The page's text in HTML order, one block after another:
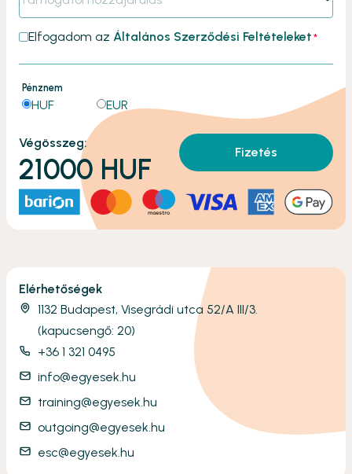
Elfogadom az Általános Szerződési Feltételeket*
Pénznem
HUF EUR
Végösszeg:
21000 HUF
Fizetés
Elérhetőségek
1132 Budapest, Visegrádi utca 52/A III/3.
(kapucsengő: 20)
+36 1 321 0495
info@egyesek.hu
training@egyesek.hu
outgoing@egyesek.hu
esc@egyesek.hu